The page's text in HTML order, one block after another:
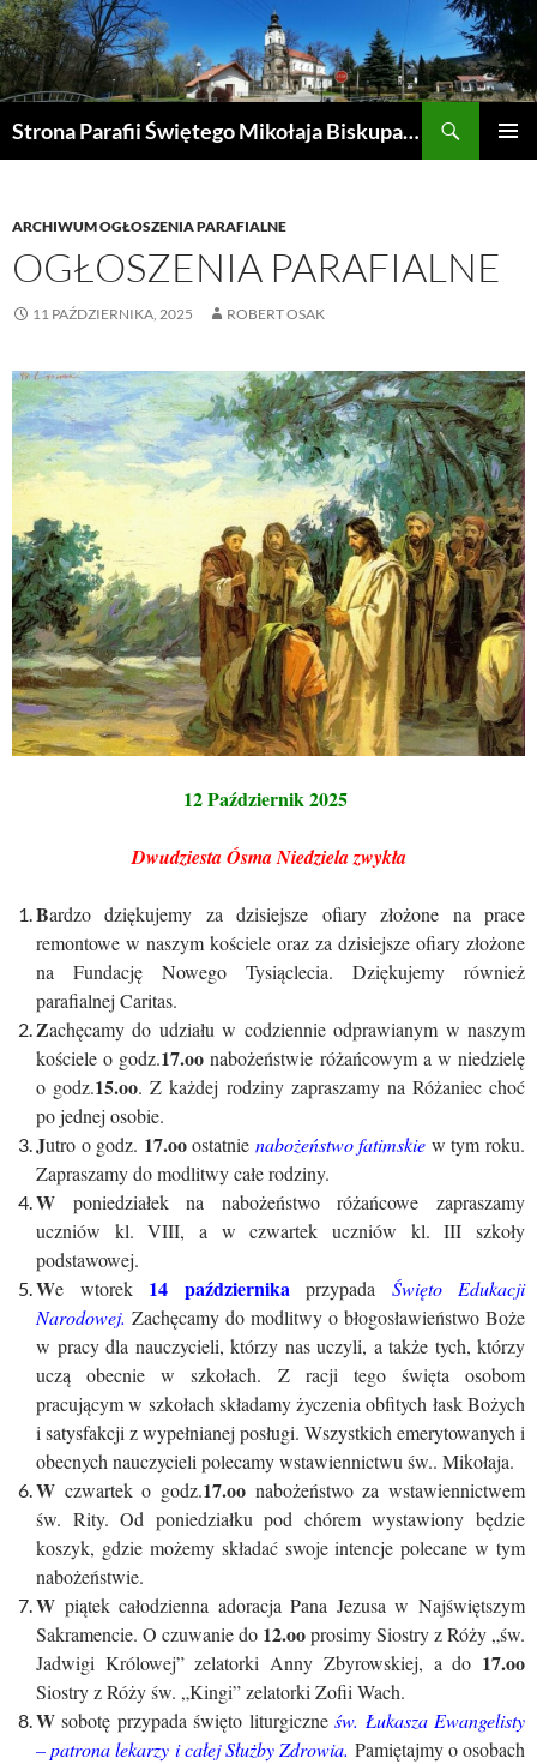
Przejdź
do
treści
Strona Parafii Świętego Mikołaja Biskupa w Żegocinie
ARCHIWUM OGŁOSZENIA PARAFIALNE
OGŁOSZENIA PARAFIALNE
11 PAŹDZIERNIKA, 2025 ROBERT OSAK
12 Październik 2025
Dwudziesta Ósma Niedziela zwykła
Bardzo dziękujemy za dzisiejsze ofiary złożone na prace
remontowe w naszym kościele oraz za dzisiejsze ofiary złożone
na Fundację Nowego Tysiąclecia. Dziękujemy również
parafialnej Caritas.
Zachęcamy do udziału w codziennie odprawianym w naszym
kościele o godz.17.oo nabożeństwie różańcowym a w niedzielę
o godz.15.oo. Z każdej rodziny zapraszamy na Różaniec choć
po jednej osobie.
Jutro o godz. 17.ooostatnie nabożeństwo fatimskie w tym roku.
Zapraszamy do modlitwy całe rodziny.
W poniedziałek na nabożeństwo różańcowe zapraszamy
uczniów kl. VIII, a w czwartek uczniów kl. III szkoły
podstawowej.
We wtorek 14 października przypada Święto Edukacji
Narodowej. Zachęcamy do modlitwy o błogosławieństwo Boże
w pracy dla nauczycieli, którzy nas uczyli, a także tych, którzy
uczą obecnie w szkołach. Z racji tego święta osobom
pracującym w szkołach składamy życzenia obfitych łask Bożych
i satysfakcji z wypełnianej posługi. Wszystkich emerytowanych i
obecnych nauczycieli polecamy wstawiennictwu św.. Mikołaja.
W czwartek o godz.17.oo nabożeństwo za wstawiennictwem
św. Rity. Od poniedziałku pod chórem wystawiony będzie
koszyk, gdzie możemy składać swoje intencje polecane w tym
nabożeństwie.
W piątek całodzienna adoracja Pana Jezusa w Najświętszym
Sakramencie. O czuwanie do 12.ooprosimy Siostry z Róży „św.
Jadwigi Królowej” zelatorki Anny Zbyrowskiej, a do 17.oo
Siostry z Róży św. „Kingi” zelatorki Zofii Wach.
W sobotę przypada święto liturgiczneśw. Łukasza Ewangelisty
– patrona lekarzy i całej Służby Zdrowia. Pamiętajmy o osobach